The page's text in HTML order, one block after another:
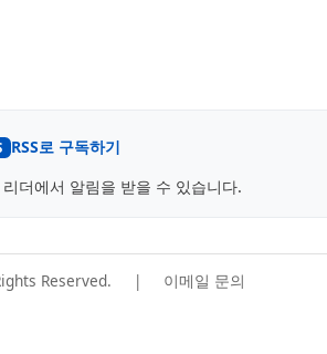
RSS로 구독하기
더에서 알림을 받을 수 있습니다.
Reserved. | 이메일 문의